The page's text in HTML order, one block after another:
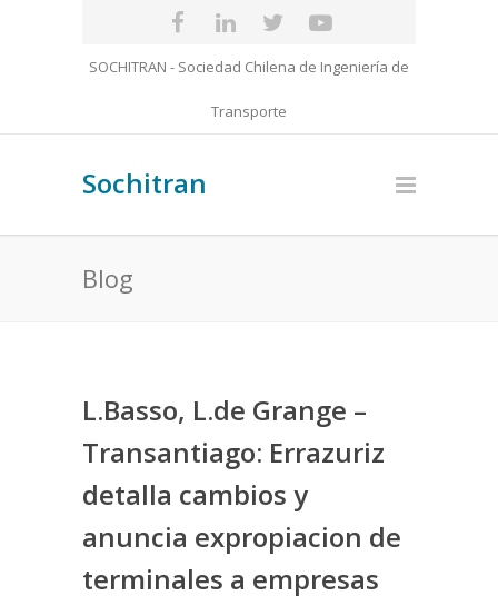
SOCHITRAN - Sociedad Chilena de Ingeniería de
Transporte
Sochitran
Blog
L.Basso, L.de Grange –
Transantiago: Errazuriz
detalla cambios y
anuncia expropiacion de
terminales a empresas